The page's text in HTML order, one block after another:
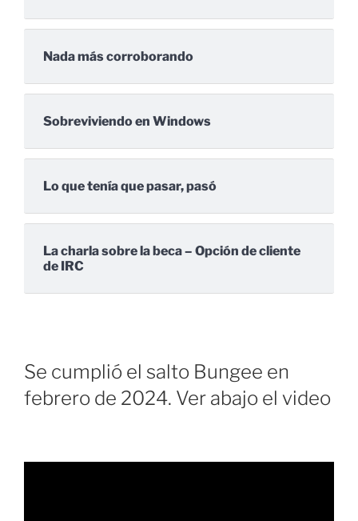
Nada más corroborando
Sobreviviendo en Windows
Lo que tenía que pasar, pasó
La charla sobre la beca – Opción de cliente
de IRC
Se cumplió el salto Bungee en
febrero de 2024. Ver abajo el video